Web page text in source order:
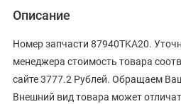
Описание
Номер запчасти 87940TKA20.
менеджера стоимость товара
сайте 3777.2 Рублей. Обращаем
Внешний вид товара может